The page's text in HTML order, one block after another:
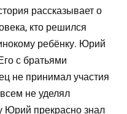
рассказывает о
кто решился
ребёнку. Юрий
с братьями
не принимал участия
не уделял
Юрий прекрасно знал